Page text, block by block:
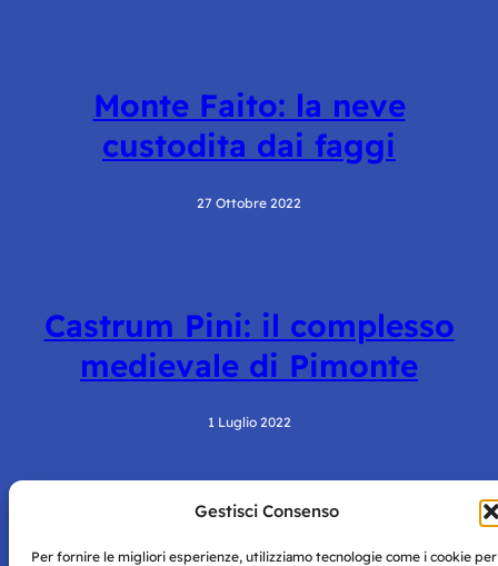
Gestisci Consenso
Per fornire le migliori esperienze, utilizziamo tecnologie come i cookie per
Monte Faito: la neve
custodita dai faggi
27 Ottobre 2022
Castrum Pini: il complesso
medievale di Pimonte
1 Luglio 2022